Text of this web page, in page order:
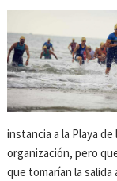
instancia a la Playa
organización, pero
que tomarían la salida